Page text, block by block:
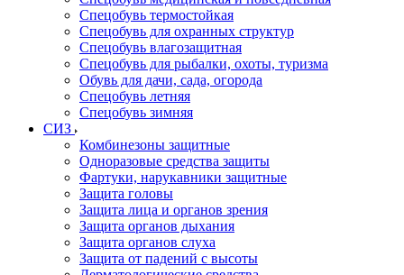
Спецобувь термостойкая
Спецобувь для охранных структур
Спецобувь влагозащитная
Спецобувь для рыбалки, охоты, туризма
Обувь для дачи, сада, огорода
Спецобувь летняя
Спецобувь зимняя
СИЗ
Комбинезоны защитные
Одноразовые средства защиты
Фартуки, нарукавники защитные
Защита головы
Защита лица и органов зрения
Защита органов дыхания
Защита органов слуха
Защита от падений с высоты